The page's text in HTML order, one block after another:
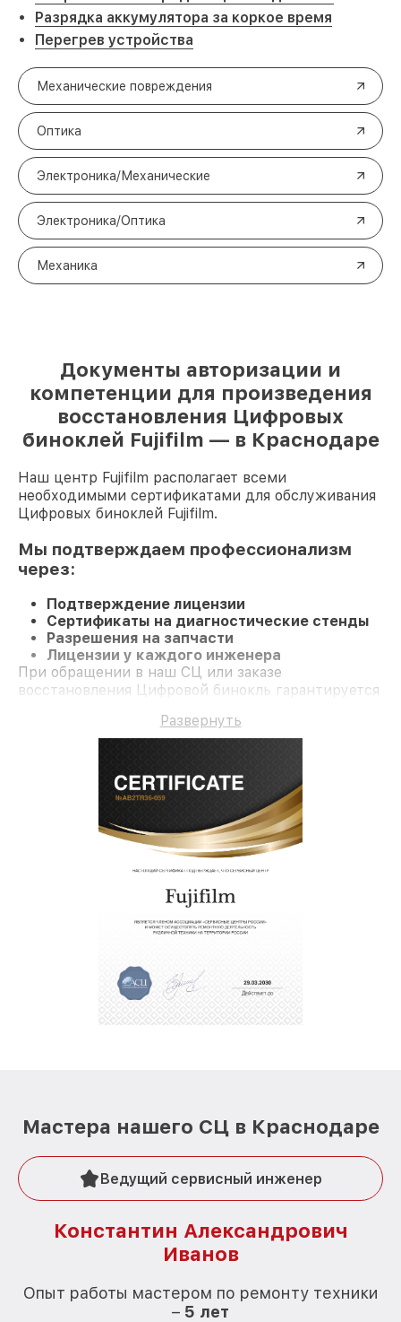
Разрядка аккумулятора за коркое время
Перегрев устройства
Механические повреждения
Оптика
Электроника/Механические
Электроника/Оптика
Механика
Документы авторизации и
компетенции для произведения
восстановления Цифровых
биноклей Fujifilm — в Краснодаре
Наш центр Fujifilm располагает всеми
необходимыми сертификатами для обслуживания
Цифровых биноклей Fujifilm.
Мы подтверждаем профессионализм
через:
Подтверждение лицензии
Сертификаты на диагностические стенды
Разрешения на запчасти
Лицензии у каждого инженера
При обращении в наш СЦ или заказе
восстановления Цифровой бинокль гарантируется
гарантию на ремонт и детали.
Развернуть
Мастера нашего СЦ в Краснодаре
Ведущий сервисный инженер
Константин Александрович
Иванов
Опыт работы мастером по ремонту техники
– 5 лет